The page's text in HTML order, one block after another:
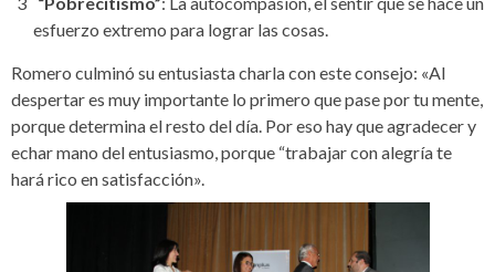
esfuerzo extremo para lograr las cosas.
Romero culminó su entusiasta charla con este consejo: «Al
despertar es muy importante lo primero que pase por tu mente,
porque determina el resto del día. Por eso hay que agradecer y
echar mano del entusiasmo, porque “trabajar con alegría te
hará rico en satisfacción».